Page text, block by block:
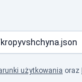
użytkowania oraz